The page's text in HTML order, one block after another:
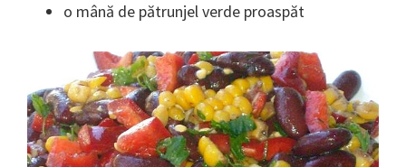
o mână de pătrunjel verde proaspăt